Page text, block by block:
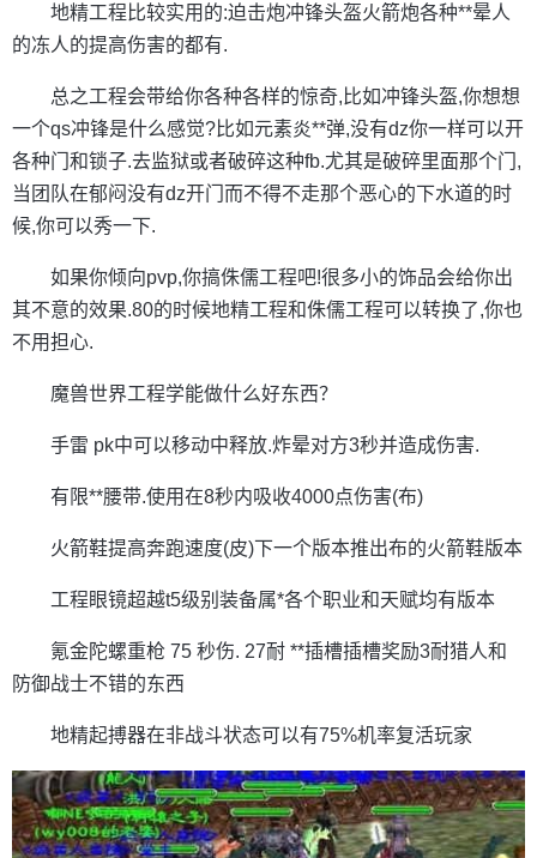
地精工程比较实用的:迫击炮冲锋头盔火箭炮各种**晕人
的冻人的提高伤害的都有.
总之工程会带给你各种各样的惊奇,比如冲锋头盔,你想想
一个qs冲锋是什么感觉?比如元素炎**弹,没有dz你一样可以开
各种门和锁子.去监狱或者破碎这种fb.尤其是破碎里面那个门,
当团队在郁闷没有dz开门而不得不走那个恶心的下水道的时
候,你可以秀一下.
如果你倾向pvp,你搞侏儒工程吧!很多小的饰品会给你出
其不意的效果.80的时候地精工程和侏儒工程可以转换了,你也
不用担心.
魔兽世界工程学能做什么好东西？
手雷 pk中可以移动中释放.炸晕对方3秒并造成伤害.
有限**腰带.使用在8秒内吸收4000点伤害(布)
火箭鞋提高奔跑速度(皮)下一个版本推出布的火箭鞋版本
工程眼镜超越t5级别装备属*各个职业和天赋均有版本
氪金陀螺重枪 75 秒伤. 27耐 **插槽插槽奖励3耐猎人和
防御战士不错的东西
地精起搏器在非战斗状态可以有75%机率复活玩家